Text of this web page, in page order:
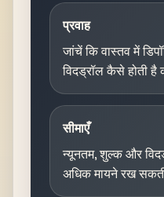
प्रवाह
जांचें कि वास्तव में
विदड्रॉल कैसे होती
सीमाएँ
न्यूनतम, शुल्क और
अधिक मायने रख